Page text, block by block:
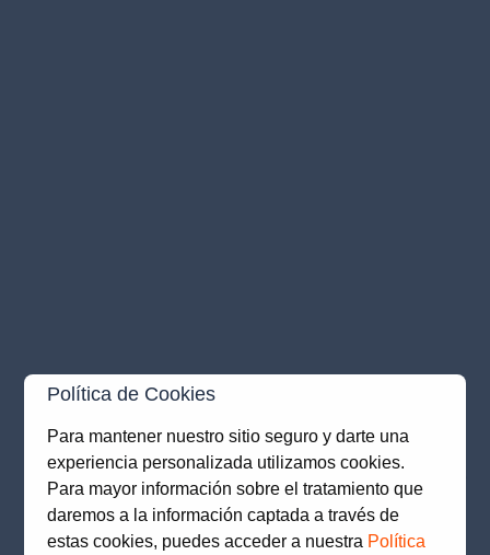
Política de Cookies
Para mantener nuestro sitio seguro y darte una
experiencia personalizada utilizamos cookies.
Para mayor información sobre el tratamiento que
daremos a la información captada a través de
estas cookies, puedes acceder a nuestra Política
Application error: a client-side exception has occurred while
loadingwww.prima.com.pe(see the browser console
more information).